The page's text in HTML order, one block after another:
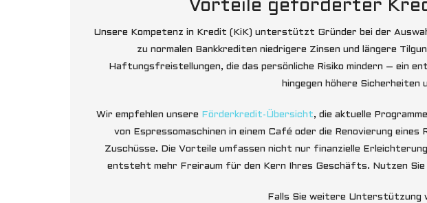
Vorteile geförderter
Unsere Kompetenz in Kredit (KiK) unterstützt Gründer bei der
zu normalen Bankkrediten niedrigere Zinsen und längere
Haftungsfreistellungen, die das persönliche Risiko mindern – ein
hingegen höhere Sicherheiten
Wir empfehlen unsere Förderkredit-Übersicht, die aktuelle
von Espressomaschinen in einem Café oder die Renovierung
Zuschüsse. Die Vorteile umfassen nicht nur finanzielle
entsteht mehr Freiraum für den Kern Ihres Geschäfts. Nutzen
Falls Sie weitere Unterstützung